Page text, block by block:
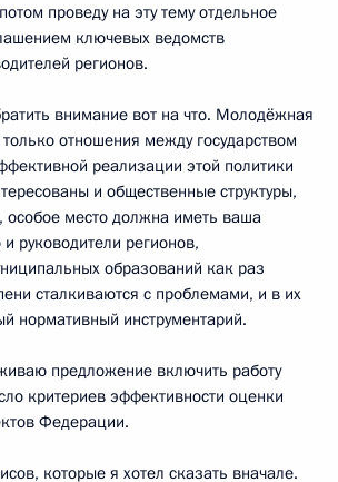
проведу на эту тему отдельное
ключевых ведомств
регионов.
внимание вот на что. Молодёжная
отношения между государством
реализации этой политики
и общественные структуры,
особое место должна иметь ваша
и руководители регионов,
образований как раз
сталкиваются с проблемами, и в их
нормативный инструментарий.
предложение включить работу
критериев эффективности оценки
Федерации.
которые я хотел сказать вначале.